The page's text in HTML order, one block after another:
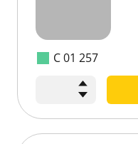
C 01 257